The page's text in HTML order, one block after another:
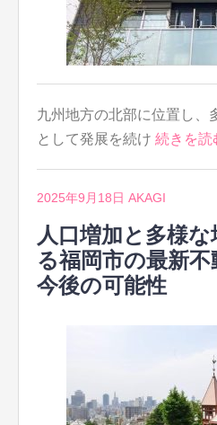
九州地方の北部に位置し、
として発展を続け 続きを
2025年9月18日 AKAGI
人口増加と多様
る福岡市の最新不
今後の可能性